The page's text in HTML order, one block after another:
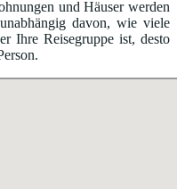
und Häuser werden
davon, wie viele
Ihre Reisegruppe ist, desto